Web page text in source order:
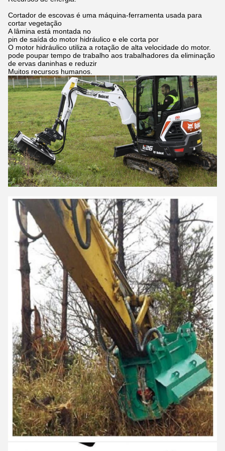
Cortador de escovas é uma máquina-ferramenta usada para
cortar vegetação
A lâmina está montada no
pin de saída do motor hidráulico e ele corta por
O motor hidráulico utiliza a rotação de alta velocidade do motor.
pode poupar tempo de trabalho aos trabalhadores da eliminação
de ervas daninhas e reduzir
Muitos recursos humanos.